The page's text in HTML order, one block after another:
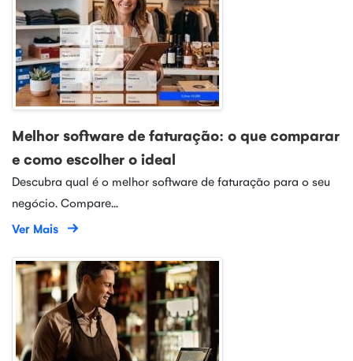
Melhor software de faturação: o que comparar
e como escolher o ideal
Descubra qual é o melhor software de faturação para o seu
negócio. Compare...
Ver Mais